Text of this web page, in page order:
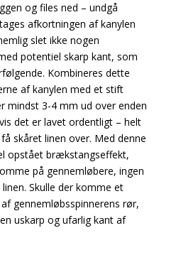
og files ned – undgå
afkortningen af kanylen
slet ikke nogen
potentiel skarp kant, som
Kombineres dette
af kanylen med et stift
mindst 3-4 mm ud over enden
det er lavet ordentligt – helt
skåret linen over. Med denne
opstået brækstangseffekt,
på gennemløbere, ingen
Skulle der komme et
gennemløbsspinnerens rør,
uskarp og ufarligkant af